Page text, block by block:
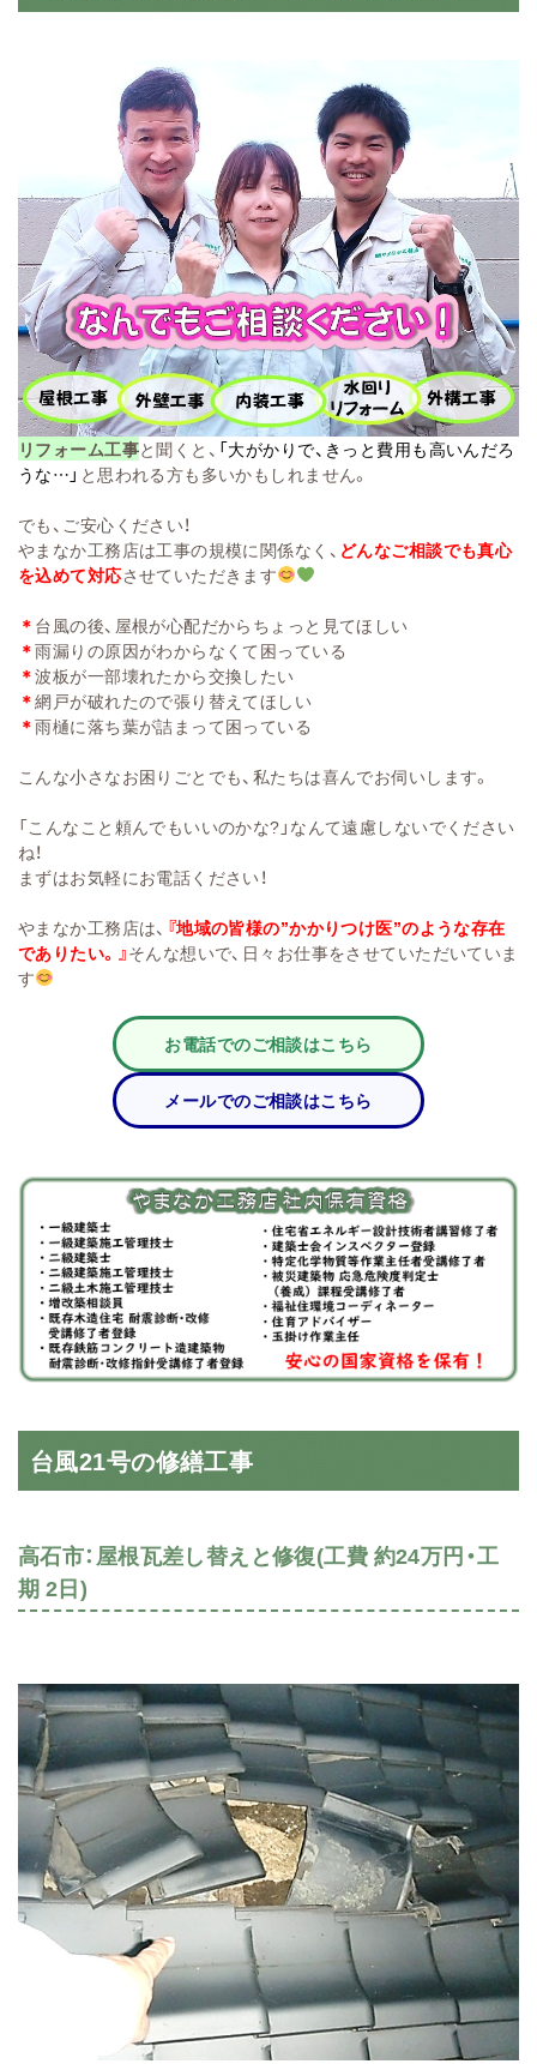
リフォーム工事と聞くと、 「大がかりで、きっと費用も高いんだろ
うな…」 と思われる方も多いかもしれません。
でも、ご安心ください！
やまなか工務店は工事の規模に関係なく、 どんなご相談でも真心
を込めて対応させていただきます
＊ 台風の後、屋根が心配だからちょっと見てほしい
＊雨漏りの原因がわからなくて困っている
＊波板が一部壊れたから交換したい
＊網戸が破れたので張り替えてほしい
＊雨樋に落ち葉が詰まって困っている
こんな小さなお困りごとでも、私たちは喜んでお伺いします。
「こんなこと頼んでもいいのかな?」なんて遠慮しないでください
ね！
まずはお気軽にお電話ください！
やまなか工務店は、 『地域の皆様の”かかりつけ医”のような存在
でありたい。』そんな想いで、日々お仕事をさせていただいていま
す
お電話でのご相談はこちら
メールでのご相談はこちら
台風21号の修繕工事
高石市：屋根瓦差し替えと修復(工費 約24万円・工
期 2日)